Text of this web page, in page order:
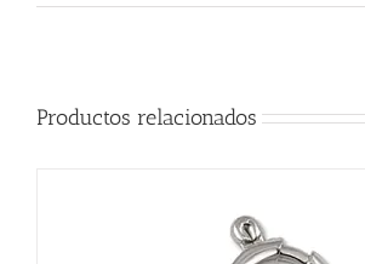
Productos relacionados